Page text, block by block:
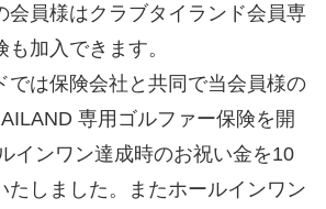
会員様はクラブタイランド会員専
加入できます。
では保険会社と共同で当会員様の
専用ゴルファー保険を開
インワン達成時のお祝い金を10
たしました。またホールインワン